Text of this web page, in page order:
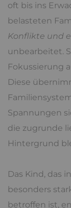
oft bis ins
belasteten
Konflikte und
unbearbeitet.
Fokussierung
Diese
Spannungen
die zugrunde
Hintergrund
Das Kind, das
besonders
betroffen ist,